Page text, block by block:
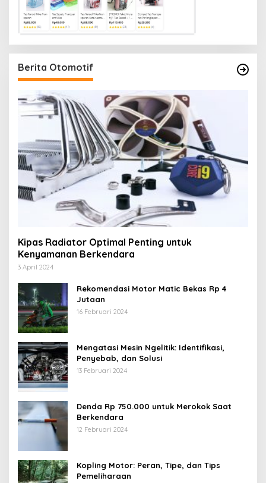
Berita Otomotif
Kipas Radiator Optimal Penting untuk
Kenyamanan Berkendara
3 April 2024
Rekomendasi Motor Matic Bekas Rp 4
Jutaan
16 Februari 2024
Mengatasi Mesin Ngelitik: Identifikasi,
Penyebab, dan Solusi
13 Februari 2024
Denda Rp 750.000 untuk Merokok Saat
Berkendara
12 Februari 2024
Kopling Motor: Peran, Tipe, dan Tips
Pemeliharaan